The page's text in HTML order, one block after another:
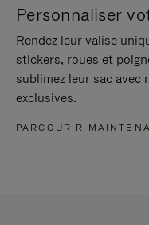
Personnaliser
Rendez leur valise
stickers, roues et
sublimez leur sac avec
exclusives.
PARCOURIR